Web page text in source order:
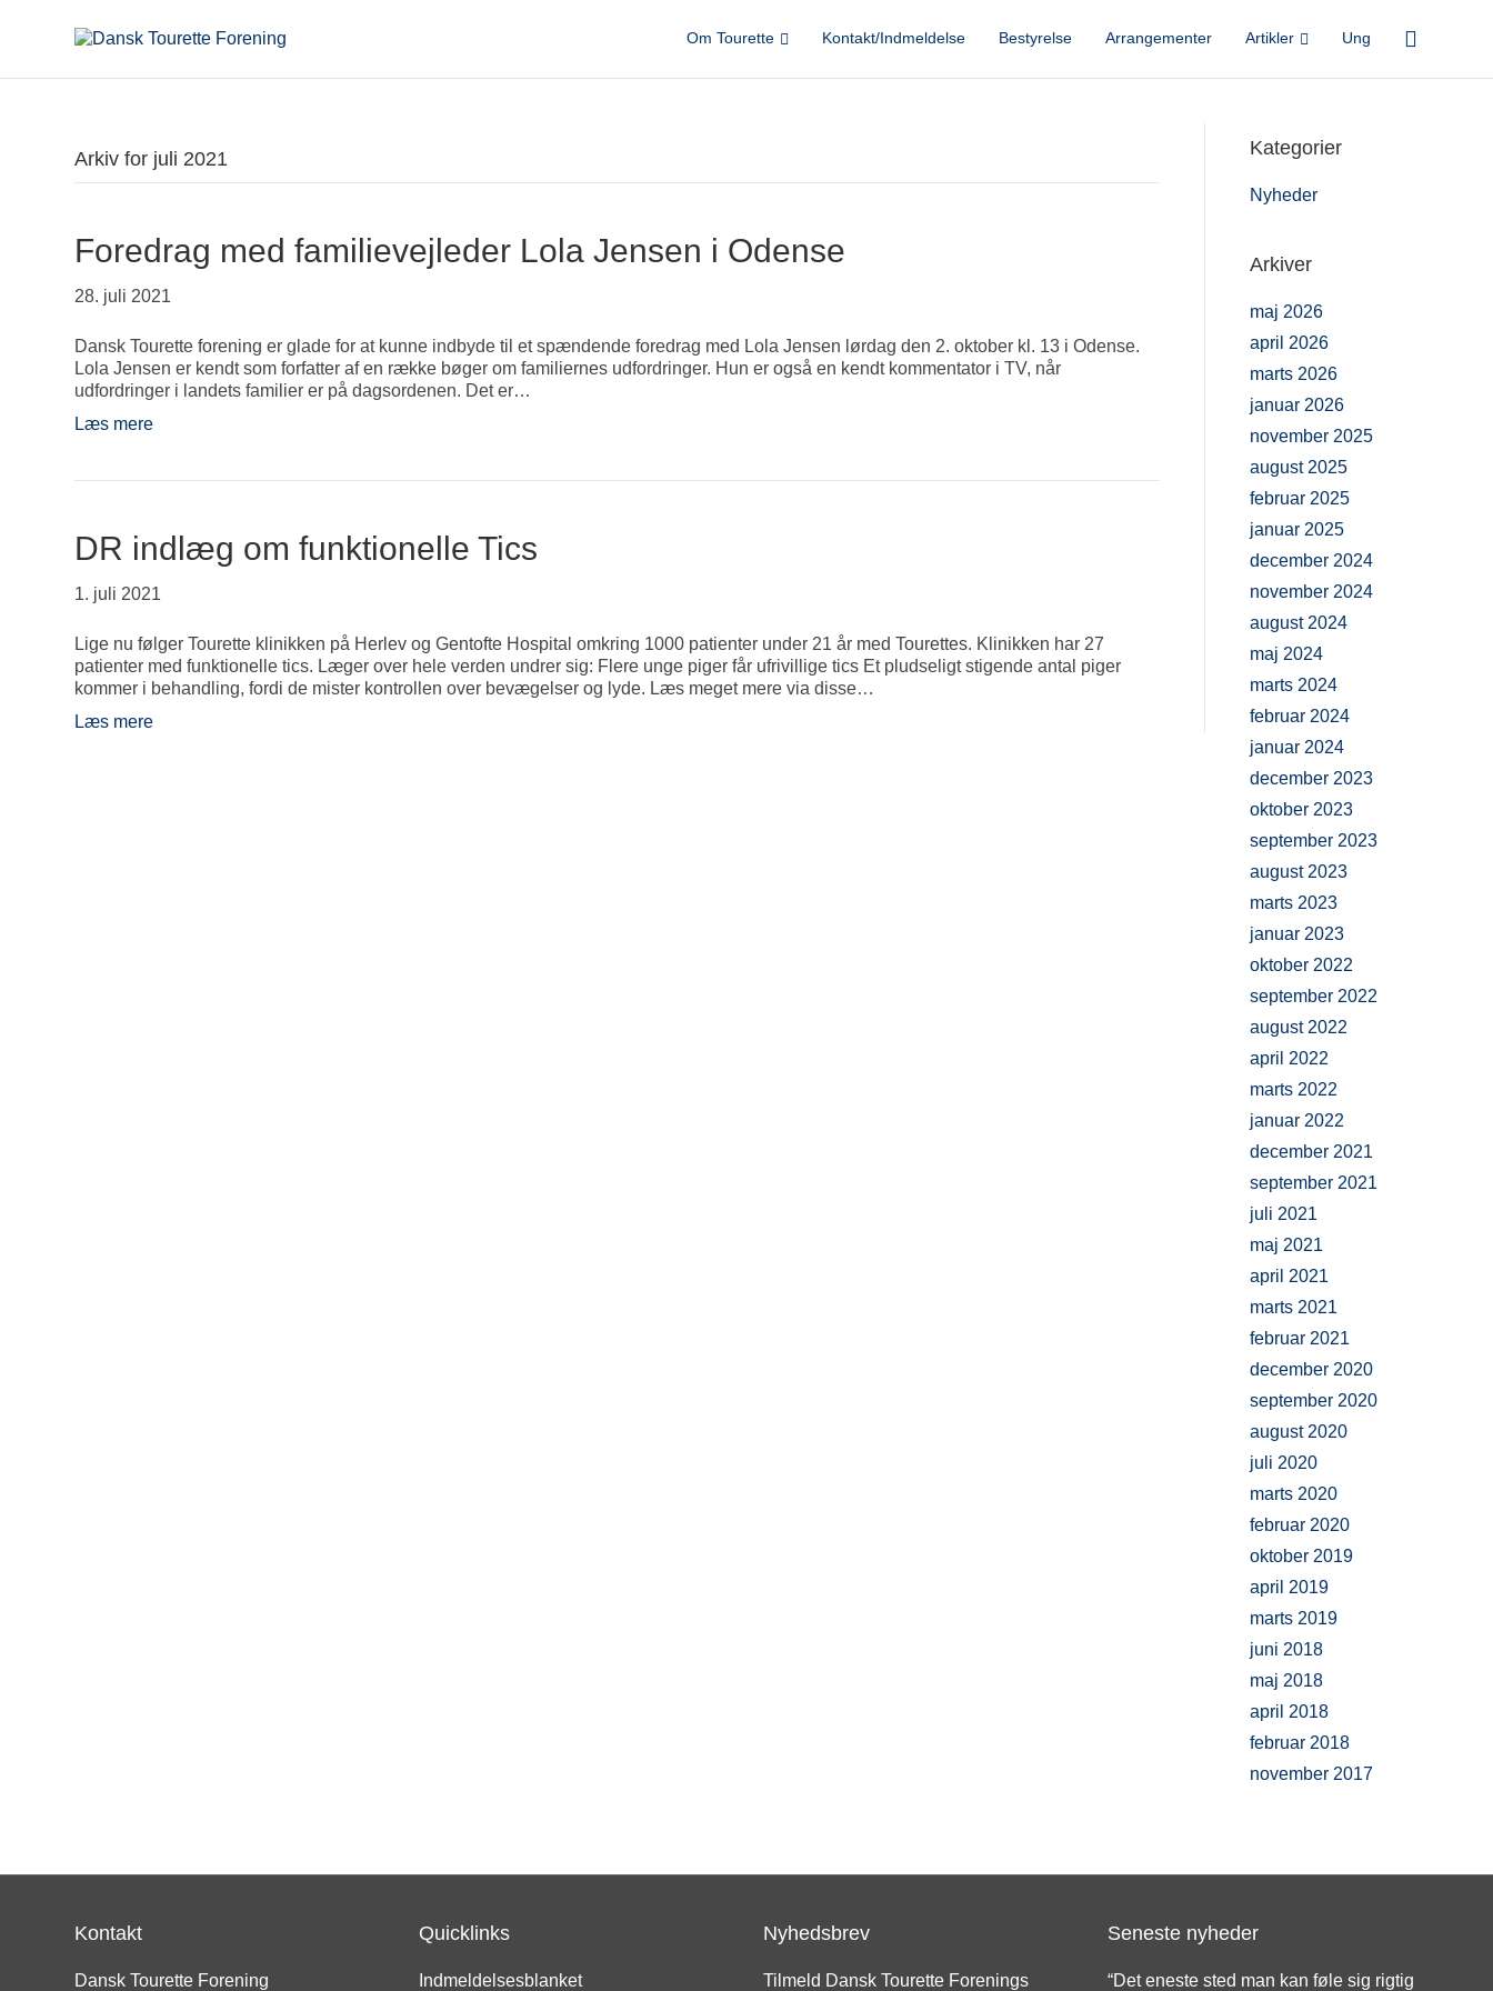
Om Tourette Kontakt/Indmeldelse Bestyrelse Arrangementer Artikler Ung
Arkiv for juli 2021
Foredrag med familievejleder Lola Jensen i Odense
28. juli 2021
Dansk Tourette forening er glade for at kunne indbyde til et spændende foredrag med Lola Jensen lørdag den 2. oktober kl. 13 i Odense.
Lola Jensen er kendt som forfatter af en række bøger om familiernes udfordringer. Hun er også en kendt kommentator i TV, når
udfordringer i landets familier er på dagsordenen. Det er…
Læs mere
DR indlæg om funktionelle Tics
1. juli 2021
Lige nu følger Tourette klinikken på Herlev og Gentofte Hospital omkring 1000 patienter under 21 år med Tourettes. Klinikken har 27
patienter med funktionelle tics. Læger over hele verden undrer sig: Flere unge piger får ufrivillige tics Et pludseligt stigende antal piger
kommer i behandling, fordi de mister kontrollen over bevægelser og lyde. Læs meget mere via disse…
Læs mere
Kategorier
Nyheder
Arkiver
maj 2026
april 2026
marts 2026
januar 2026
november 2025
august 2025
februar 2025
januar 2025
december 2024
november 2024
august 2024
maj 2024
marts 2024
februar 2024
januar 2024
december 2023
oktober 2023
september 2023
august 2023
marts 2023
januar 2023
oktober 2022
september 2022
august 2022
april 2022
marts 2022
januar 2022
december 2021
september 2021
juli 2021
maj 2021
april 2021
marts 2021
februar 2021
december 2020
september 2020
august 2020
juli 2020
marts 2020
februar 2020
oktober 2019
april 2019
marts 2019
juni 2018
maj 2018
april 2018
februar 2018
november 2017
Kontakt
Dansk Tourette Forening
Quicklinks
Indmeldelsesblanket
Nyhedsbrev
Tilmeld Dansk Tourette Forenings
Seneste nyheder
“Det eneste sted man kan føle sig rigtig